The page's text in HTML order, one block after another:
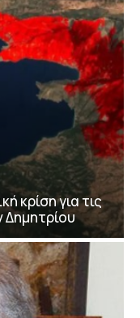
κρίση για τις
Δημητρίου